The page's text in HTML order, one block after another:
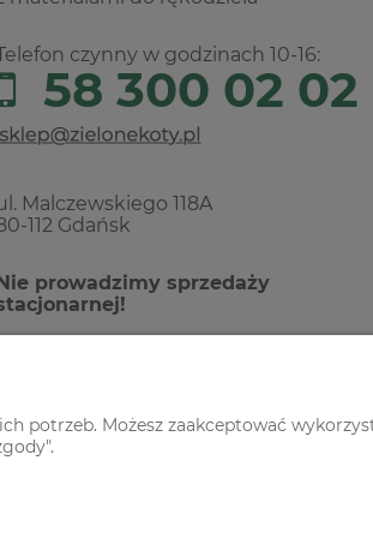
czynny w godzinach 10-16:
58 300 02 02
Malczewskiego 118A
112 Gdańsk
prowadzimy sprzedaży
potrzeb. Możesz zaakceptować